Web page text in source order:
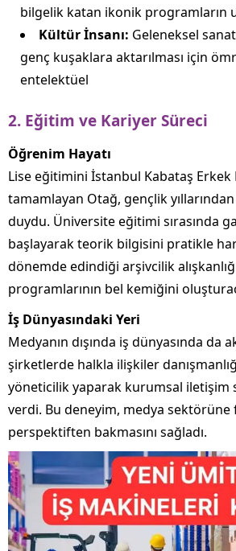
bilgelik katan ikonik programların
Kültür İnsanı: Geleneksel
genç kuşaklara aktarılması için
entelektüel
2. Eğitim ve Kariyer Süreci
Öğrenim Hayatı
Lise eğitimini İstanbul Kabataş Erkek
tamamlayan Otağ, gençlik
duydu. Üniversite eğitimi sırasında
başlayarak teorik bilgisini pratikle
dönemde edindiği arşivcilik
programlarının bel kemiğini
İş Dünyasındaki Yeri
Medyanın dışında iş dünyasında da
şirketlerde halkla ilişkiler
yöneticilik yaparak kurumsal iletişim
verdi. Bu deneyim, medya sektörüne
perspektiften bakmasını sağladı.